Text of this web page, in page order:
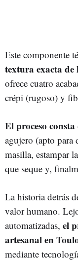
Este componente
textura exacta
ofrece cuatro
crépi (rugoso) y
El proceso
agujero (apto para
masilla, estampar
que seque y,
La historia detrás
valor humano.
automatizadas, el
artesanal en
mediante